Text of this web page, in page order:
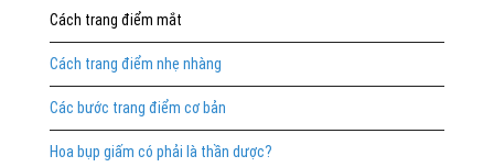
Cách trang điểm mắt
Cách trang điểm nhẹ nhàng
Các bước trang điểm cơ bản
Hoa bụp giấm có phải là thần dược?